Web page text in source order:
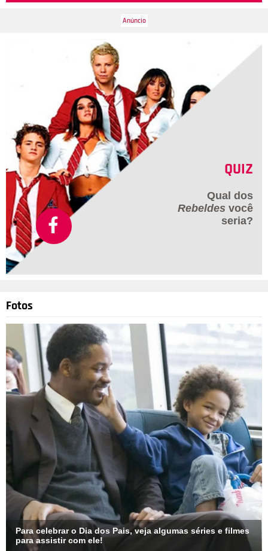
QUIZ
Qual dos
Rebeldes você
seria?
Fotos
Para celebrar o Dia dos Pais, veja algumas séries e filmes
para assistir com ele!